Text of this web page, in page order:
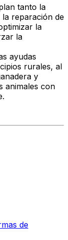
tanto la
reparación de
la
la
ayudas
rurales, al
y
animales con
de